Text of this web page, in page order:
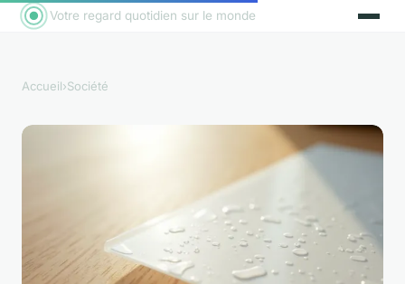
Votre regard quotidien sur le monde
Accueil›Société